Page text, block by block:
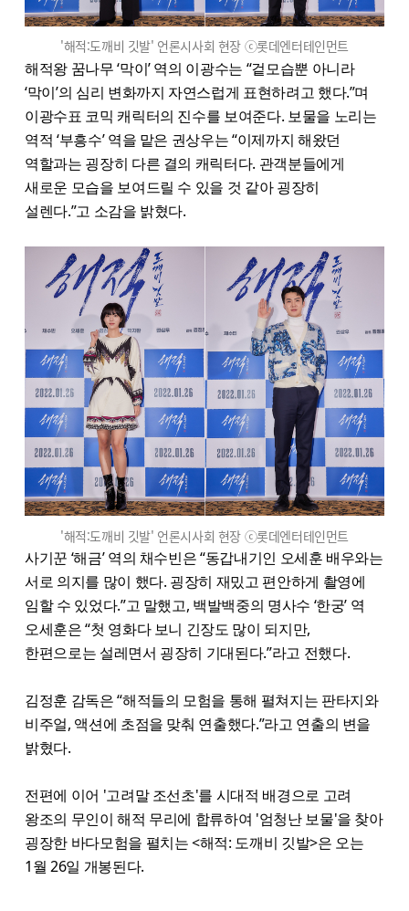
'해적:도깨비 깃발' 언론시사회 현장 ⓒ롯데엔터테인먼트
해적왕 꿈나무 ‘막이’ 역의 이광수는 “겉모습뿐 아니라
‘막이’의 심리 변화까지 자연스럽게 표현하려고 했다.”며
이광수표 코믹 캐릭터의 진수를 보여준다. 보물을 노리는
역적 ‘부흥수’ 역을 맡은 권상우는 “이제까지 해왔던
역할과는 굉장히 다른 결의 캐릭터다. 관객분들에게
새로운 모습을 보여드릴 수 있을 것 같아 굉장히
설렌다.”고 소감을 밝혔다.
'해적:도깨비 깃발' 언론시사회 현장 ⓒ롯데엔터테인먼트
사기꾼 ‘해금’ 역의 채수빈은 “동갑내기인 오세훈 배우와는
서로 의지를 많이 했다. 굉장히 재밌고 편안하게 촬영에
임할 수 있었다.”고 말했고, 백발백중의 명사수 ‘한궁’ 역
오세훈은 “첫 영화다 보니 긴장도 많이 되지만,
한편으로는 설레면서 굉장히 기대된다.”라고 전했다.
김정훈 감독은 “해적들의 모험을 통해 펼쳐지는 판타지와
비주얼, 액션에 초점을 맞춰 연출했다.”라고 연출의 변을
밝혔다.
전편에 이어 '고려말 조선초'를 시대적 배경으로 고려
왕조의 무인이 해적 무리에 합류하여 '엄청난 보물'을 찾아
굉장한 바다모험을 펼치는 <해적: 도깨비 깃발>은 오는
1월 26일 개봉된다.